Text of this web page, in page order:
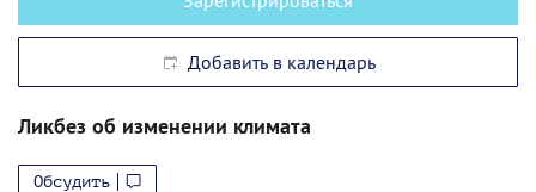
Добавить в календарь
Ликбез об изменении климата
Обсудить